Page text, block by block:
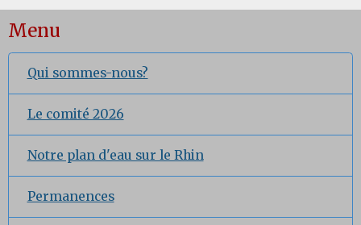
Menu
Qui sommes-nous?
Le comité 2026
Notre plan d'eau sur le Rhin
Permanences